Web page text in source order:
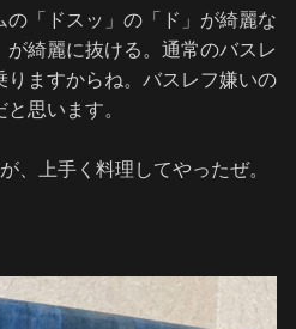
「ドスッ」の「ド」が綺麗な
が綺麗に抜ける。通常のバスレ
りますからね。バスレフ嫌いの
思います。
、上手く料理してやったぜ。